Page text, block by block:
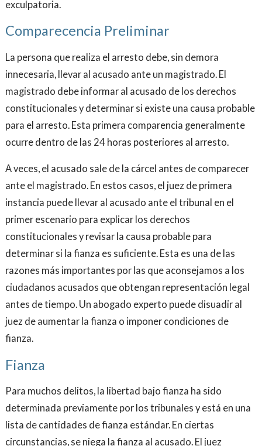
exculpatoria.
Comparecencia Preliminar
La persona que realiza el arresto debe, sin demora
innecesaria, llevar al acusado ante un magistrado. El
magistrado debe informar al acusado de los derechos
constitucionales y determinar si existe una causa probable
para el arresto. Esta primera comparencia generalmente
ocurre dentro de las 24 horas posteriores al arresto.
A veces, el acusado sale de la cárcel antes de comparecer
ante el magistrado. En estos casos, el juez de primera
instancia puede llevar al acusado ante el tribunal en el
primer escenario para explicar los derechos
constitucionales y revisar la causa probable para
determinar si la fianza es suficiente. Esta es una de las
razones más importantes por las que aconsejamos a los
ciudadanos acusados ​​que obtengan representación legal
antes de tiempo. Un abogado experto puede disuadir al
juez de aumentar la fianza o imponer condiciones de
fianza.
Fianza
Para muchos delitos, la libertad bajo fianza ha sido
determinada previamente por los tribunales y está en una
lista de cantidades de fianza estándar. En ciertas
circunstancias, se niega la fianza al acusado. El juez